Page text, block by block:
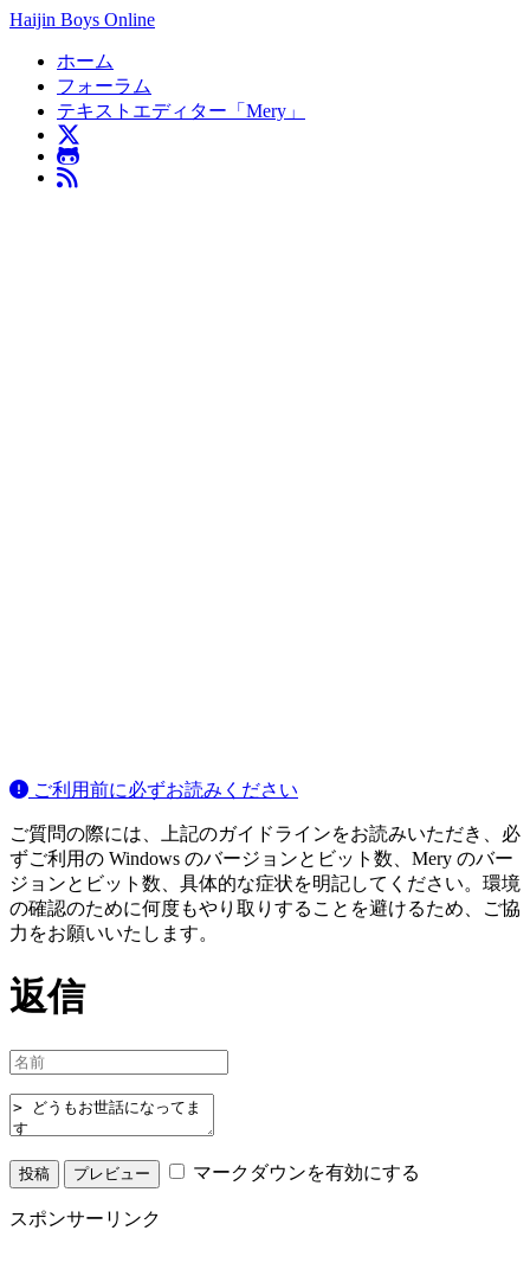
Haijin Boys Online
ホーム
フォーラム
テキストエディター「Mery」
ご利用前に必ずお読みください
ご質問の際には、上記のガイドラインをお読みいただき、必
ずご利用の Windows のバージョンとビット数、Mery のバー
ジョンとビット数、具体的な症状を明記してください。環境
の確認のために何度もやり取りすることを避けるため、ご協
力をお願いいたします。
返信
マークダウンを有効にする
スポンサーリンク